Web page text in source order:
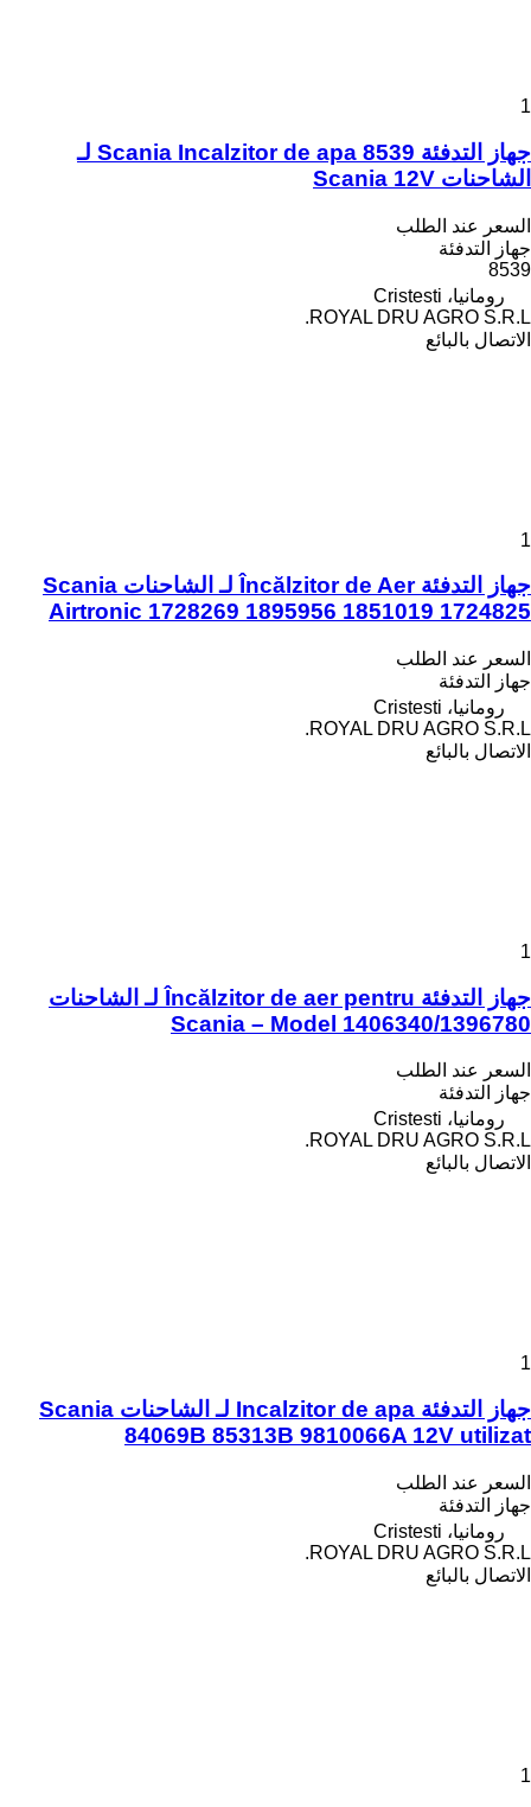
1
جهاز التدفئة Scania Incalzitor de apa 8539 لـ
الشاحنات Scania 12V
السعر عند الطلب
جهاز التدفئة
8539
رومانيا، Cristesti
ROYAL DRU AGRO S.R.L.
الاتصال بالبائع
1
جهاز التدفئة Încălzitor de Aer لـ الشاحنات Scania
Airtronic 1728269 1895956 1851019 1724825
السعر عند الطلب
جهاز التدفئة
رومانيا، Cristesti
ROYAL DRU AGRO S.R.L.
الاتصال بالبائع
1
جهاز التدفئة Încălzitor de aer pentru لـ الشاحنات
Scania – Model 1406340/1396780
السعر عند الطلب
جهاز التدفئة
رومانيا، Cristesti
ROYAL DRU AGRO S.R.L.
الاتصال بالبائع
1
جهاز التدفئة Incalzitor de apa لـ الشاحنات Scania
84069B 85313B 9810066A 12V utilizat
السعر عند الطلب
جهاز التدفئة
رومانيا، Cristesti
ROYAL DRU AGRO S.R.L.
الاتصال بالبائع
1